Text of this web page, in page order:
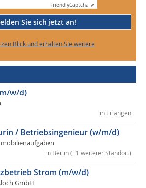
FriendlyCaptcha ⇗
Sie sich jetzt an!
Blick und erhalten Sie weitere
w/d)
in Erlangen
/ Betriebsingenieur (w/m/d)
in Berlin (+1 weiterer Standort)
Strom (m/w/d)
GmbH